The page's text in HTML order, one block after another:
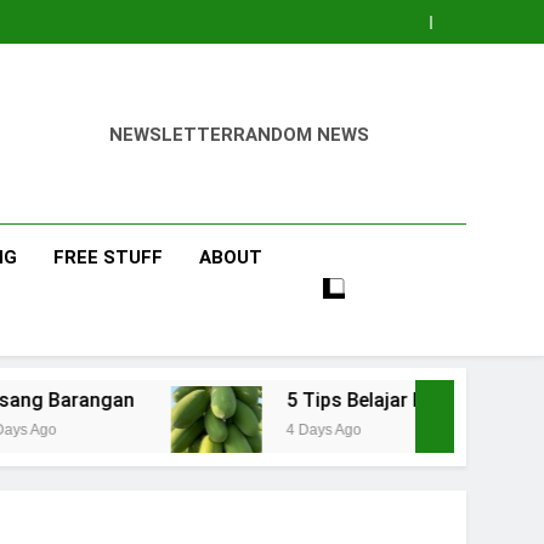
NEWSLETTERRANDOM NEWS
FREE STUFF ABOUT
5 Tips Belajar Pengetahuan Baru Bidang
4 Days Ago